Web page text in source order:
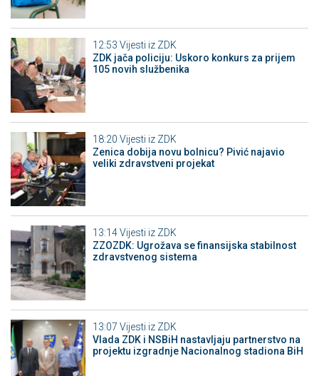
12:53 Vijesti iz ZDK
ZDK jača policiju: Uskoro konkurs za prijem
105 novih službenika
18:20 Vijesti iz ZDK
Zenica dobija novu bolnicu? Pivić najavio
veliki zdravstveni projekat
13:14Vijesti iz ZDK
ZZOZDK: Ugrožava se finansijska stabilnost
zdravstvenog sistema
13:07 Vijesti iz ZDK
Vlada ZDK i NSBiH nastavljaju partnerstvo na
projektu izgradnje Nacionalnog stadiona BiH